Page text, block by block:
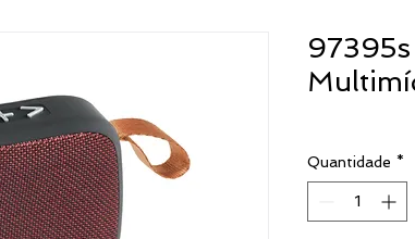
Quantidade *